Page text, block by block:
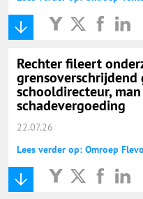
Rechter fileert
grensoverschrijdend
schooldirecteur,
schadevergoeding
22.07.26
Lees verder op: Omroep